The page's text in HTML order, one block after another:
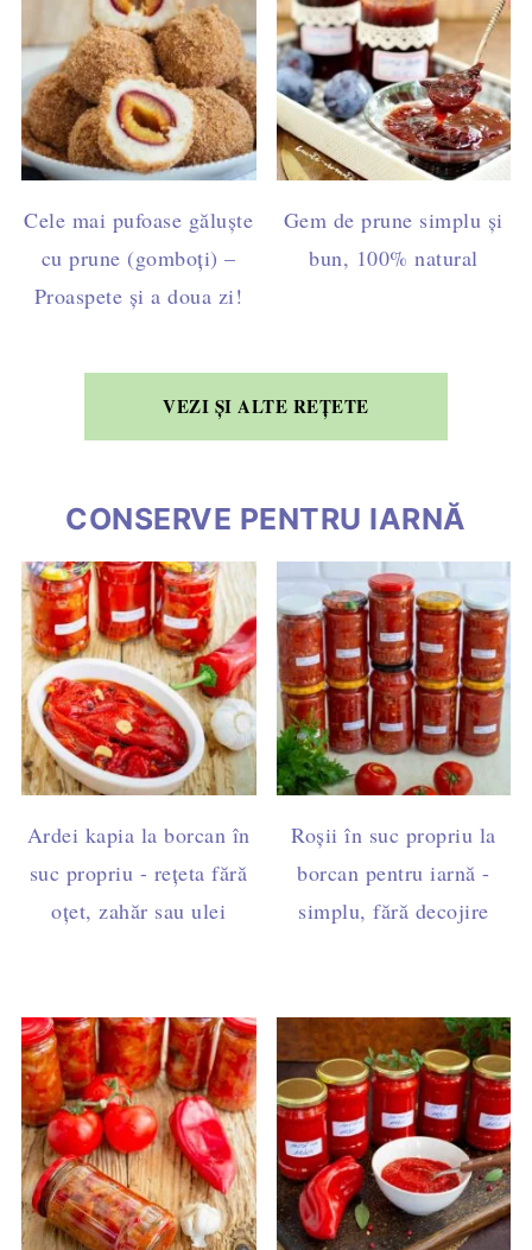
Cele mai pufoase găluște
cu prune (gomboți) –
Proaspete și a doua zi!
Gem de prune simplu și
bun, 100% natural
VEZI ȘI ALTE REȚETE
CONSERVE PENTRU IARNĂ
Ardei kapia la borcan în
suc propriu - rețeta fără
oțet, zahăr sau ulei
Roșii în suc propriu la
borcan pentru iarnă -
simplu, fără decojire